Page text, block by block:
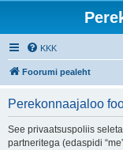
KKK
Foorumi pealeht
Perekonnaajaloo
See privaatsuspoliis
partneritega (edaspidi